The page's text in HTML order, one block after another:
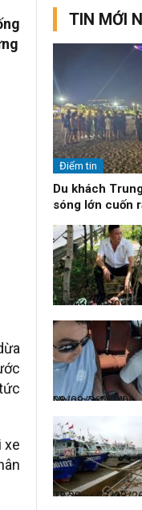
xe
TIN MỚI
Điểm tin
Du khách
sóng lớn cuốn
Thời sự
08/08/26, 13:10
Nhịp sống 24h
08/08/26, 09:06
Thời sự
07/08/26, 23:28